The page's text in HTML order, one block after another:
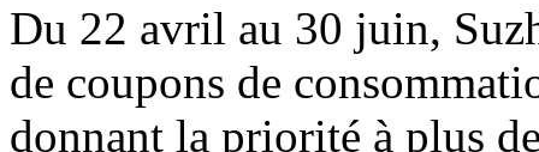
Du 22 avril au 30 juin,
de coupons de
donnant la priorité à plus